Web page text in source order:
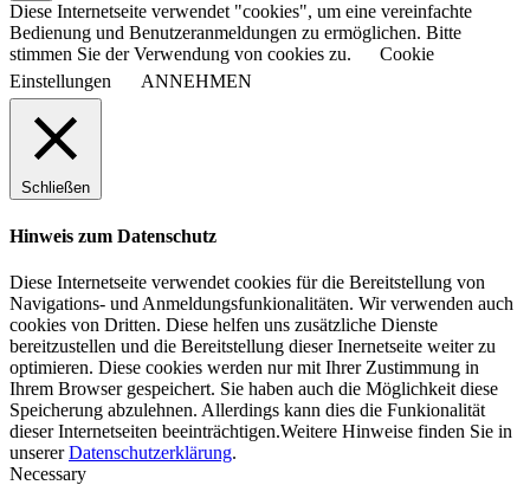
Diese Internetseite verwendet "cookies", um eine vereinfachte
Bedienung und Benutzeranmeldungen zu ermöglichen. Bitte
stimmen Sie der Verwendung von cookies zu.
Cookie
Einstellungen
ANNEHMEN
Schließen
Hinweis zum Datenschutz
Diese Internetseite verwendet cookies für die Bereitstellung von
Navigations- und Anmeldungsfunkionalitäten. Wir verwenden auch
cookies von Dritten. Diese helfen uns zusätzliche Dienste
bereitzustellen und die Bereitstellung dieser Inernetseite weiter zu
optimieren. Diese cookies werden nur mit Ihrer Zustimmung in
Ihrem Browser gespeichert. Sie haben auch die Möglichkeit diese
Speicherung abzulehnen. Allerdings kann dies die Funkionalität
dieser Internetseiten beeinträchtigen.Weitere Hinweise finden Sie in
unsererDatenschutzerklärung.
Necessary